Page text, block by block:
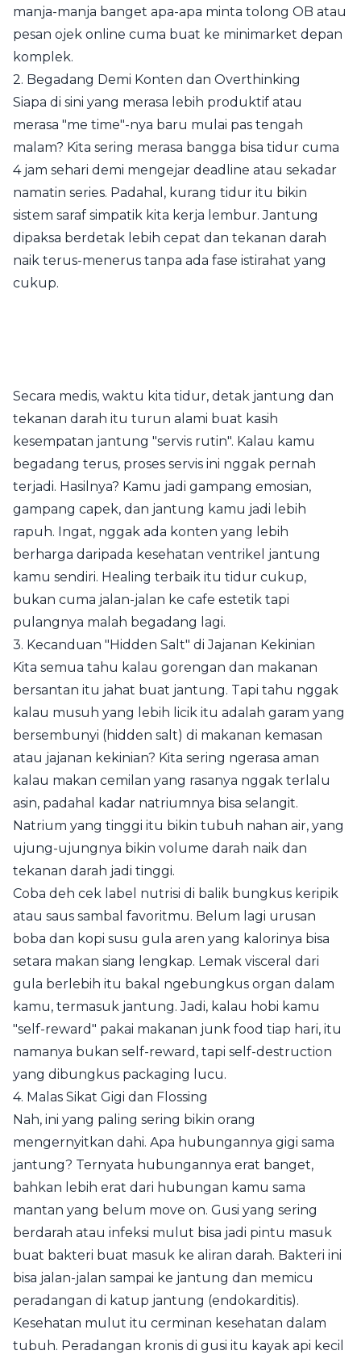
manja-manja banget apa-apa minta tolong OB atau
pesan ojek online cuma buat ke minimarket depan
komplek.
2. Begadang Demi Konten dan Overthinking
Siapa di sini yang merasa lebih produktif atau
merasa "me time"-nya baru mulai pas tengah
malam? Kita sering merasa bangga bisa tidur cuma
4 jam sehari demi mengejar deadline atau sekadar
namatin series. Padahal, kurang tidur itu bikin
sistem saraf simpatik kita kerja lembur. Jantung
dipaksa berdetak lebih cepat dan tekanan darah
naik terus-menerus tanpa ada fase istirahat yang
cukup.
Secara medis, waktu kita tidur, detak jantung dan
tekanan darah itu turun alami buat kasih
kesempatan jantung "servis rutin". Kalau kamu
begadang terus, proses servis ini nggak pernah
terjadi. Hasilnya? Kamu jadi gampang emosian,
gampang capek, dan jantung kamu jadi lebih
rapuh. Ingat, nggak ada konten yang lebih
berharga daripada kesehatan ventrikel jantung
kamu sendiri. Healing terbaik itu tidur cukup,
bukan cuma jalan-jalan ke cafe estetik tapi
pulangnya malah begadang lagi.
3. Kecanduan "Hidden Salt" di Jajanan Kekinian
Kita semua tahu kalau gorengan dan makanan
bersantan itu jahat buat jantung. Tapi tahu nggak
kalau musuh yang lebih licik itu adalah garam yang
bersembunyi (hidden salt) di makanan kemasan
atau jajanan kekinian? Kita sering ngerasa aman
kalau makan cemilan yang rasanya nggak terlalu
asin, padahal kadar natriumnya bisa selangit.
Natrium yang tinggi itu bikin tubuh nahan air, yang
ujung-ujungnya bikin volume darah naik dan
tekanan darah jadi tinggi.
Coba deh cek label nutrisi di balik bungkus keripik
atau saus sambal favoritmu. Belum lagi urusan
boba dan kopi susu gula aren yang kalorinya bisa
setara makan siang lengkap. Lemak visceral dari
gula berlebih itu bakal ngebungkus organ dalam
kamu, termasuk jantung. Jadi, kalau hobi kamu
"self-reward" pakai makanan junk food tiap hari, itu
namanya bukan self-reward, tapi self-destruction
yang dibungkus packaging lucu.
4. Malas Sikat Gigi dan Flossing
Nah, ini yang paling sering bikin orang
mengernyitkan dahi. Apa hubungannya gigi sama
jantung? Ternyata hubungannya erat banget,
bahkan lebih erat dari hubungan kamu sama
mantan yang belum move on. Gusi yang sering
berdarah atau infeksi mulut bisa jadi pintu masuk
buat bakteri buat masuk ke aliran darah. Bakteri ini
bisa jalan-jalan sampai ke jantung dan memicu
peradangan di katup jantung (endokarditis).
Kesehatan mulut itu cerminan kesehatan dalam
tubuh. Peradangan kronis di gusi itu kayak api kecil